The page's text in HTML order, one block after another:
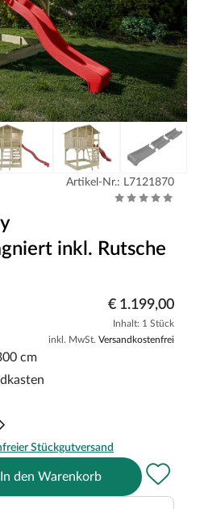
Artikel-Nr.: L7121870
inkl. Rutsche
€ 1.199,00
Inhalt: 1 Stück
inkl. MwSt. Versandkostenfrei
cm
Stückgutversand
In den Warenkorb